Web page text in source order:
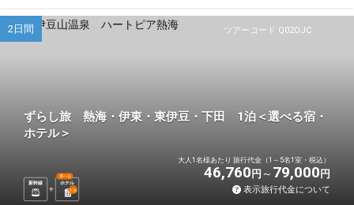
ツアーコード Q02OJC
2日間
ずらし旅 熱海・伊東・東伊豆・下田 1泊＜選べる宿・
ホテル＞
新幹線 ホテル
選べる
1 泊
大人1名様あたり 旅行代金（1～5名1室・税込）
46,760 円 79,000 円
表示旅行代金について